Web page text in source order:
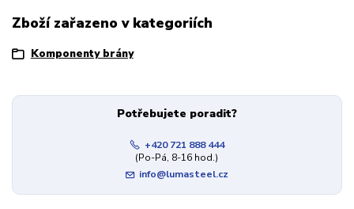
Zboží zařazeno v kategoriích
Komponenty brány
Potřebujete poradit?
+420 721 888 444
(Po-Pá, 8-16 hod.)
info@lumasteel.cz